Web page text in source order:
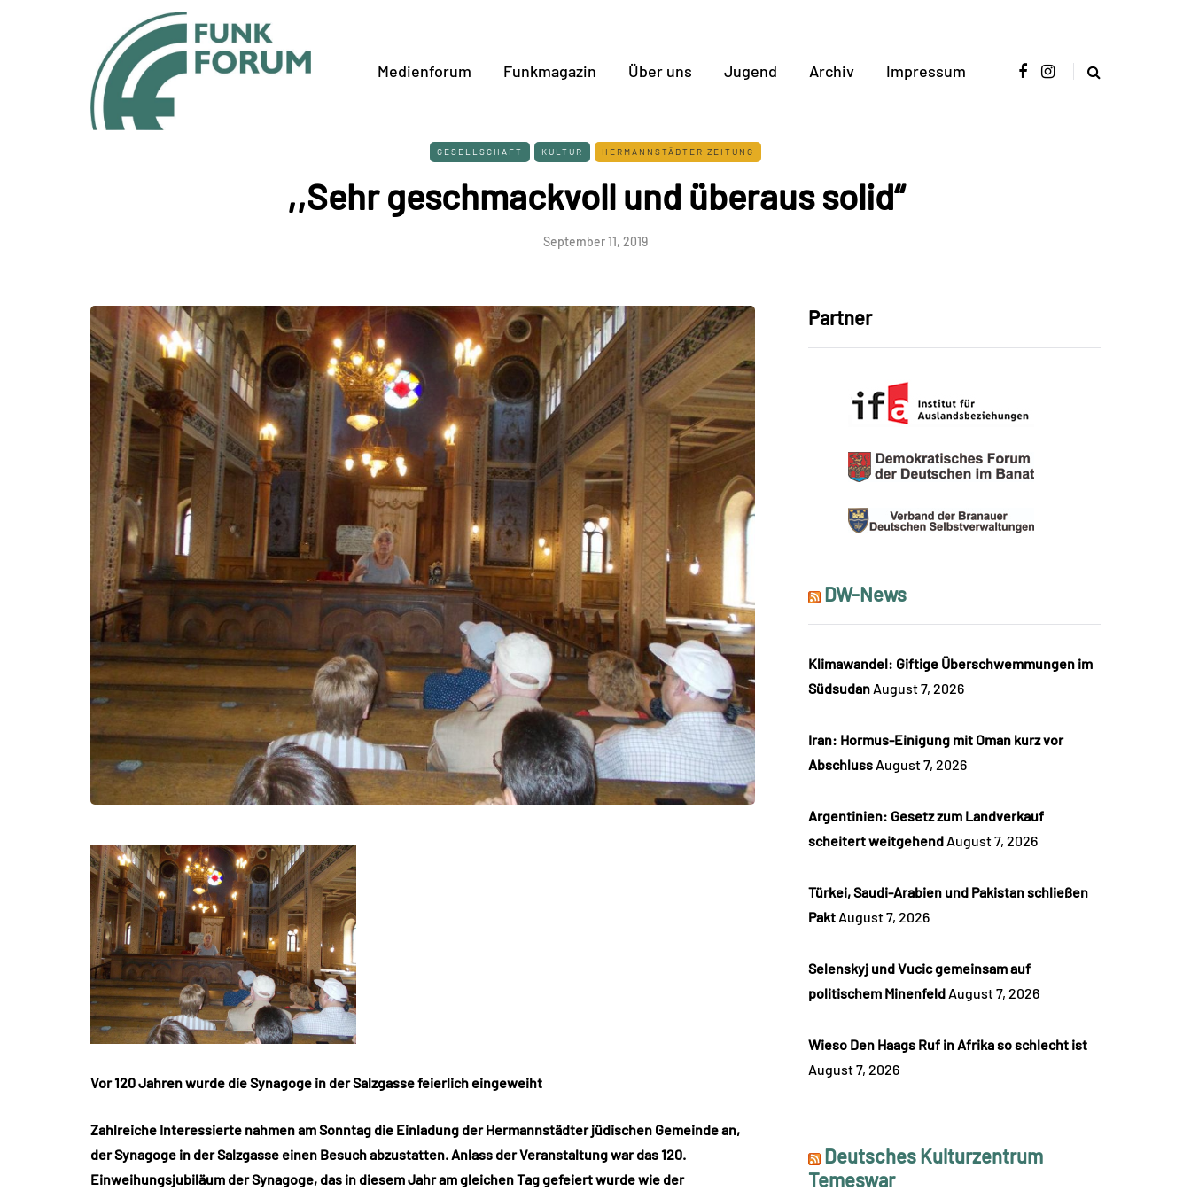
Medienforum Funkmagazin Über uns Jugend Archiv Impressum
GESELLSCHAFT KULTUR HERMANNSTÄDTER ZEITUNG
,,Sehr geschmackvoll und überaus solid“
September 11, 2019
Vor 120 Jahren wurde die Synagoge in der Salzgasse feierlich eingeweiht
Zahlreiche Interessierte nahmen am Sonntag die Einladung der Hermannstädter jüdischen Gemeinde an,
der Synagoge in der Salzgasse einen Besuch abzustatten. Anlass der Veranstaltung war das 120.
Einweihungsjubiläum der Synagoge, das in diesem Jahr am gleichen Tag gefeiert wurde wie der
Partner
DW-News
Klimawandel: Giftige Überschwemmungen im
Südsudan August 7, 2026
Iran: Hormus-Einigung mit Oman kurz vor
Abschluss August 7, 2026
Argentinien: Gesetz zum Landverkauf
scheitert weitgehend August 7, 2026
Türkei, Saudi-Arabien und Pakistan schließen
Pakt August 7, 2026
Selenskyj und Vucic gemeinsam auf
politischem Minenfeld August 7, 2026
Wieso Den Haags Ruf in Afrika so schlecht ist
August 7, 2026
Deutsches Kulturzentrum
Temeswar